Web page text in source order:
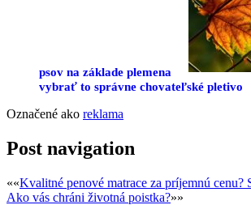
psov na základe plemena
vybrať to správne chovateľské pletivo
Označené ako reklama
Post navigation
««Kvalitné penové matrace za príjemnú cenu?
Ako vás chráni životná poistka?»»